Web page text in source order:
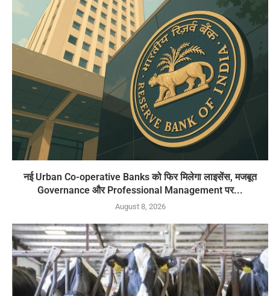
नई Urban Co-operative Banks को फिर मिलेगा लाइसेंस, मजबूत
Governance और Professional Management पर...
August 8, 2026